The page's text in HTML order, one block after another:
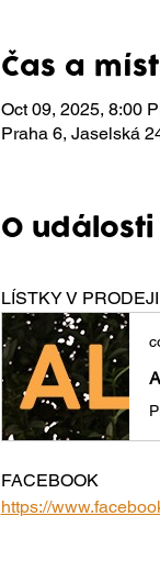
Čas a
Oct 09, 2025, 8:00
Praha 6, Jaselská
O události
LÍSTKY V
FACEBOOK
https://